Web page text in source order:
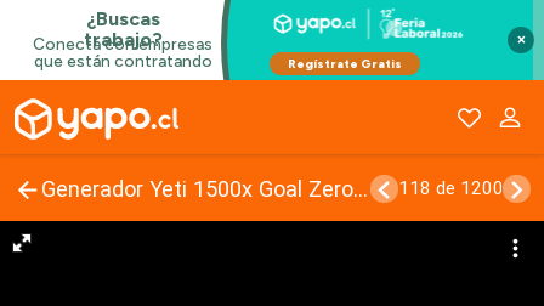
×
Generador Yeti 1500x Goal Zero + Cargador 118 de 1200